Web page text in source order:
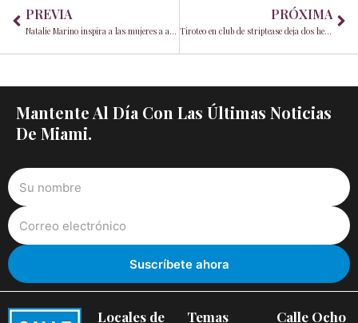
PREVIA
Natalie Marino inspira a las mujeres a ampliar su presencia en el sector tecnológico
PRÓXIMA
Tiroteo en club de striptease deja dos heridos
Mantente Al Día Con Las Últimas Noticias
De Miami.
Locales de Temas Calle Ocho